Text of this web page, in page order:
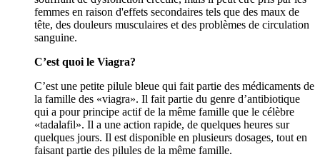
femmes en raison d'effets secondaires tels que des maux de
tête, des douleurs musculaires et des problèmes de circulation
sanguine.
C’est quoi le Viagra?
C’est une petite pilule bleue qui fait partie des médicaments de
la famille des «viagra». Il fait partie du genre d’antibiotique
qui a pour principe actif de la même famille que le célèbre
«tadalafil». Il a une action rapide, de quelques heures sur
quelques jours. Il est disponible en plusieurs dosages, tout en
faisant partie des pilules de la même famille.